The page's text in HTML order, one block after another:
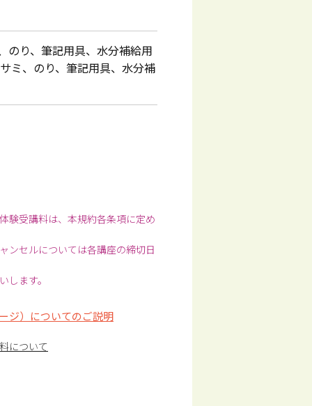
のり、筆記用具、水分補給用
ミ、のり、筆記用具、水分補
験受講料は、本規約各条項に定め
ンセルについては各講座の締切日
ます。
ジ）についてのご説明
について